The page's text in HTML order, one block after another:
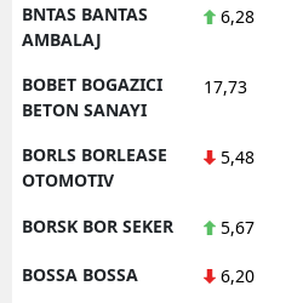
BNTAS BANTAS
AMBALAJ
6,28
BOBET BOGAZICI
BETON SANAYI
17,73
BORLS BORLEASE
OTOMOTIV
5,48
BORSK BOR SEKER 5,67
BOSSA BOSSA 6,20